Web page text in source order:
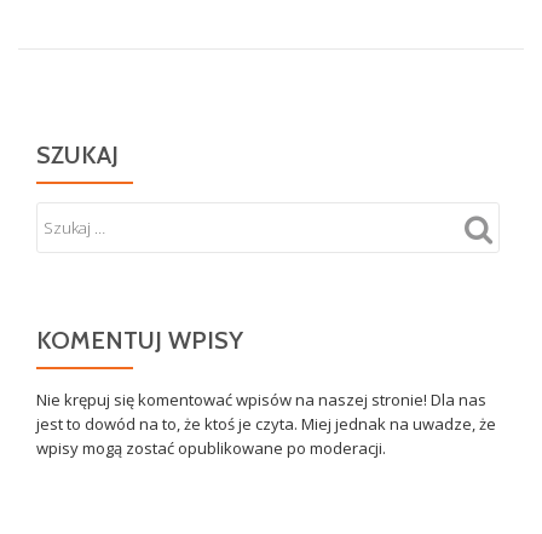
SZUKAJ
KOMENTUJ WPISY
Nie krępuj się komentować wpisów na naszej stronie! Dla nas
jest to dowód na to, że ktoś je czyta. Miej jednak na uwadze, że
wpisy mogą zostać opublikowane po moderacji.